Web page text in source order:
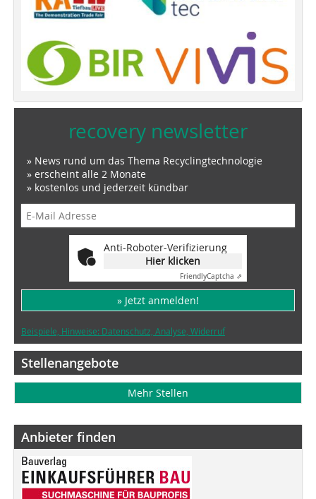
recovery newsletter
» News rund um das Thema Recyclingtechnologie
» erscheint alle 2 Monate
» kostenlos und jederzeit kündbar
Anti-Roboter-Verifizierung
Hier klicken
FriendlyCaptcha ⇗
» Jetzt anmelden!
Beispiele, Hinweise: Datenschutz, Analyse, Widerruf
Stellenangebote
Mehr Stellen
Anbieter finden